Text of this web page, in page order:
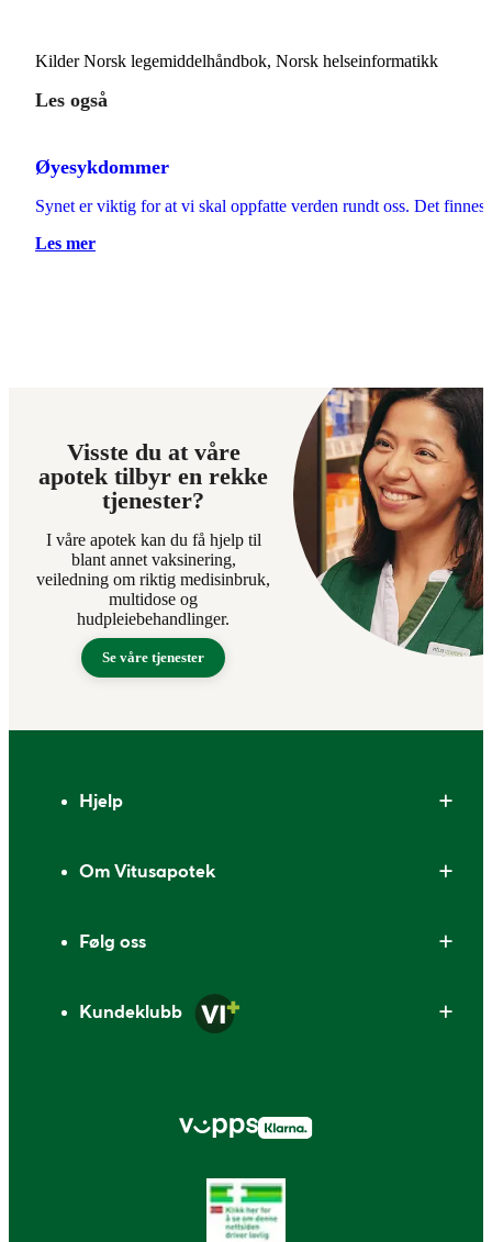
Kilder Norsk legemiddelhåndbok, Norsk helseinformatikk
Les også
Øyesykdommer
Synet er viktig for at vi skal oppfatte verden rundt oss. Det
Les mer
Visste du at våre
apotek tilbyr en rekke
tjenester?
I våre apotek kan du få hjelp til
blant annet vaksinering,
veiledning om riktig medisinbruk,
multidose og
hudpleiebehandlinger.
Se våre tjenester
Hjelp
Om Vitusapotek
Følg oss
Kundeklubb